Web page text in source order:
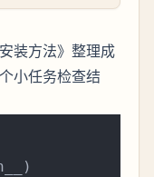
装方法》整理成
小任务检查结